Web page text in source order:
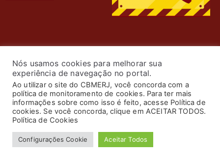
© 2024 Corpo de Bombeiros Militar do Estado do Rio de
Janeiro. Todos os Direitos Reservados. Desenvolvimento
porASTI.
Nós usamos cookies para melhorar sua
experiência de navegação no portal.
Ao utilizar o site do CBMERJ, você concorda com a
política de monitoramento de cookies. Para ter mais
informações sobre como isso é feito, acesse Política de
cookies. Se você concorda, clique em ACEITAR TODOS.
Política de Cookies
Configurações Cookie Aceitar Todos